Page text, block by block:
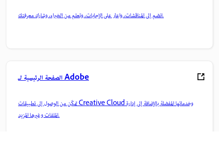
انضم إلى المناقشات، واعثر على الإجابات، وتعلم من الخبراء، وشارك معرفتك.
الصفحة الرئيسية لـ Adobe
تمكّن من الوصول إلى تطبيقات Creative Cloud وخدماتها المفضلة بالإضافة إلى إدارة
الملفات وغيرها المزيد.